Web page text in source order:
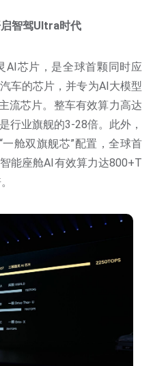
智驾Ultra时代
AI芯片，是全球首颗同时应
车的芯片，并专为AI大模型
流芯片。整车有效算力高达
行业旗舰的3-28倍。此外，
舱双旗舰芯”配置，全球首
能座舱AI有效算力达800+T